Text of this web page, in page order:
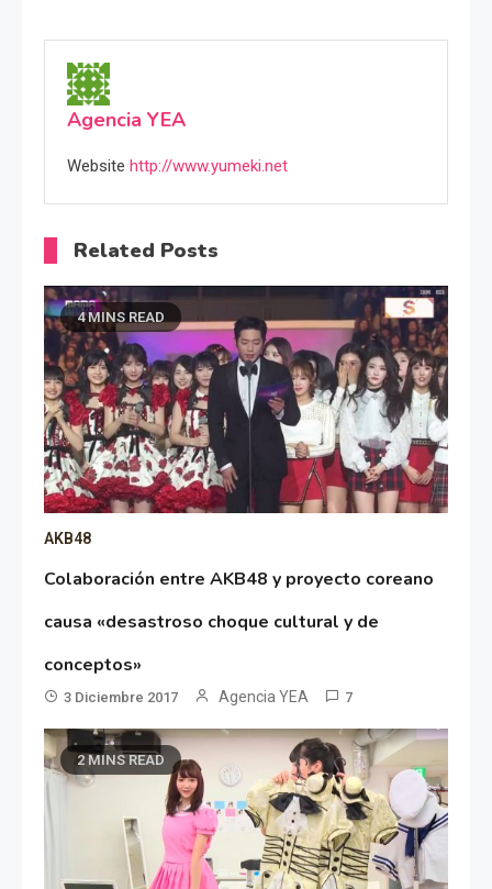
Agencia YEA
Website http://www.yumeki.net
Related Posts
4 MINS READ
AKB48
Colaboración entre AKB48 y proyecto coreano
causa «desastroso choque cultural y de
conceptos»
3 Diciembre 2017 Agencia YEA 7
2 MINS READ